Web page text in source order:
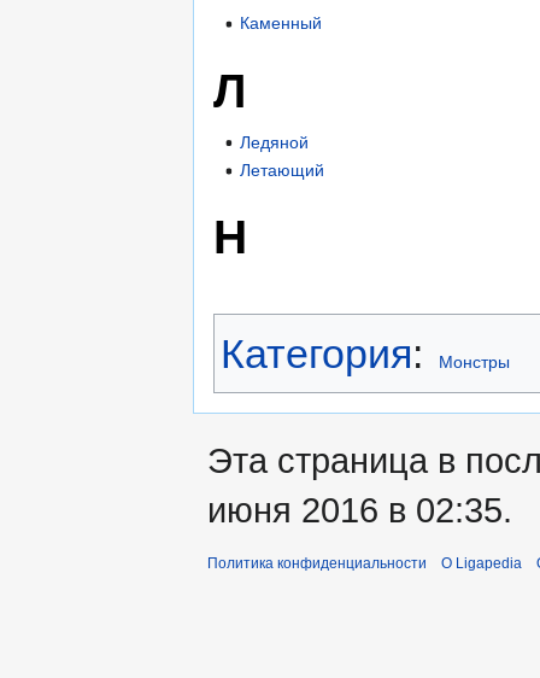
Каменный
Л
Ледяной
Летающий
Н
Категория: Монстры
Эта страница в
июня 2016 в 02:35.
Политика конфиденциальности О Ligapedia